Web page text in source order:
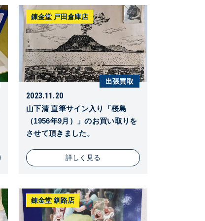
錬金堂 戸田倉庫店
出張買取
2023.11.20
山下清 直筆サイン入り「桜島
（1956年9月）」のお買い取りを
させて頂きました。
詳しく見る
錬金堂 釧路店